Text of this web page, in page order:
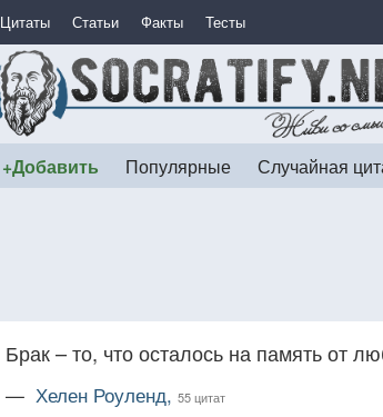
Цитаты Статьи Факты Тесты
+Добавить Популярные Случайная
Брак – то, что осталось на память от
— Хелен Роуленд, 55 цитат